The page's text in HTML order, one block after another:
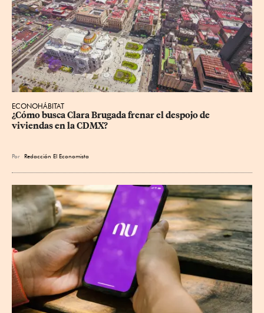
ECONOHÁBITAT
¿Cómo busca Clara Brugada frenar el despojo de
viviendas en la CDMX?
Por Redacción El Economista